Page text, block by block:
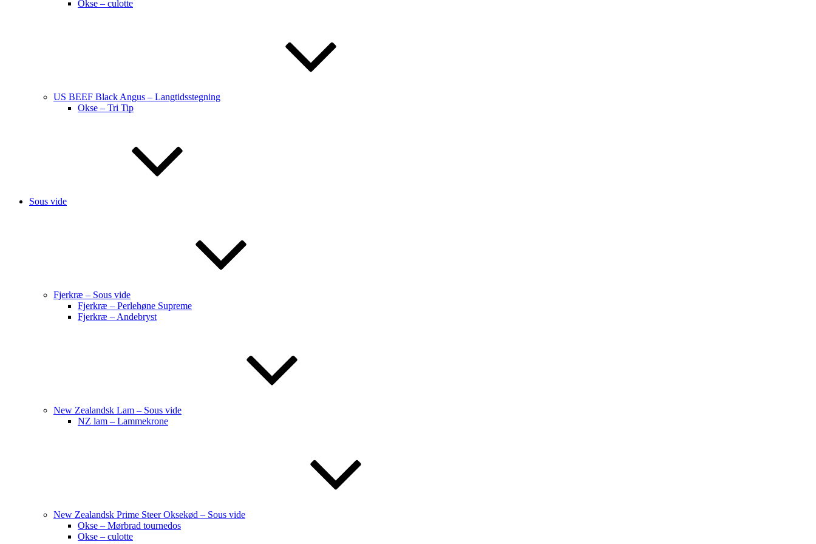
Okse – culotte
US BEEF Black Angus – Langtidsstegning
Okse – Tri Tip
Sous vide
Fjerkræ – Sous vide
Fjerkræ – Perlehøne Supreme
Fjerkræ – Andebryst
New Zealandsk Lam – Sous vide
NZ lam – Lammekrone
New Zealandsk Prime Steer Oksekød – Sous vide
Okse – Mørbrad tournedos
Okse – culotte